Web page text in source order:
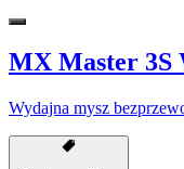
MX Master 3S
Wydajna mysz